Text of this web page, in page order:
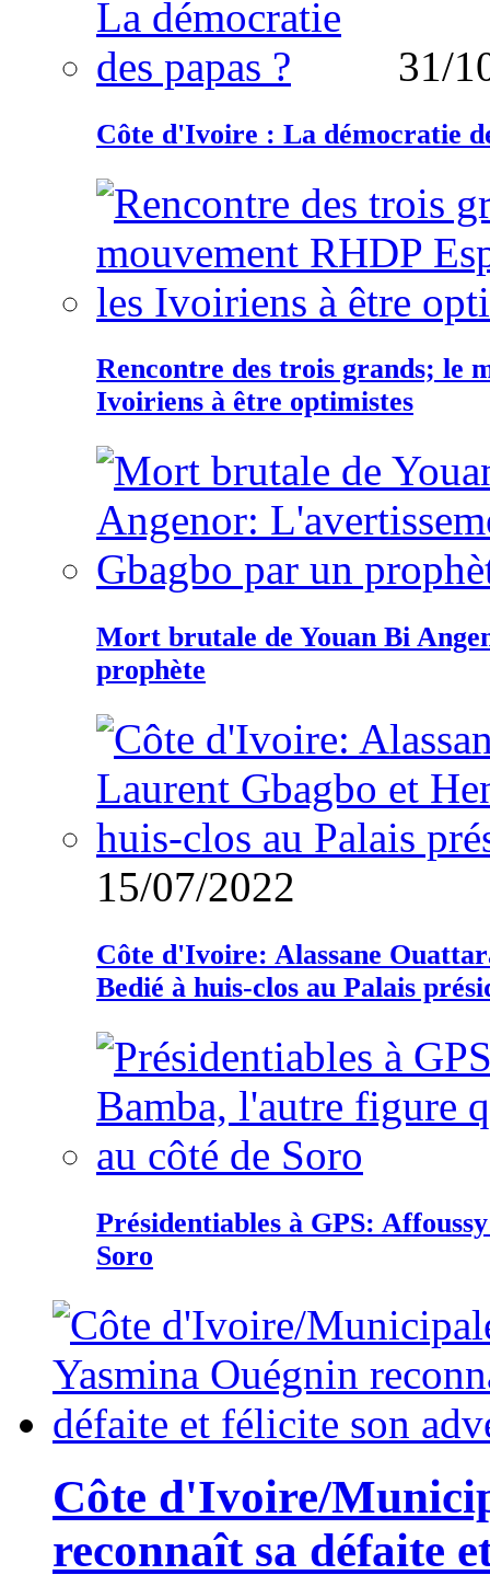
31/
Côte d'Ivoire : La démocratie
Rencontre des trois grands; le
Ivoiriens à être optimistes
Mort brutale de Youan Bi
prophète
15/07/2022
Côte d'Ivoire: Alassane
Bedié à huis-clos au Palais
Présidentiables à GPS:
Soro
Côte d'Ivoire/
reconnaît sa défaite